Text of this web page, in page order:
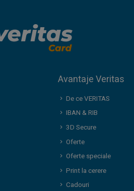
Avantaje Veritas
De ce VERITAS
IBAN & RIB
3D Secure
Oferte
Oferte speciale
Print la cerere
Cadouri